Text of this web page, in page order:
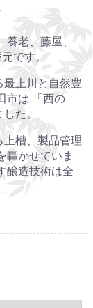
老、藤屋、
です。
上川と自然豊
市は 「西の
た。
槽、製品管理
轟かせていま
醸造技術は全